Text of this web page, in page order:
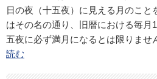
日の夜（十五夜）に見える月のこと
はその名の通り、旧暦における毎月
五夜に必ず満月になるとは限りませ
読む